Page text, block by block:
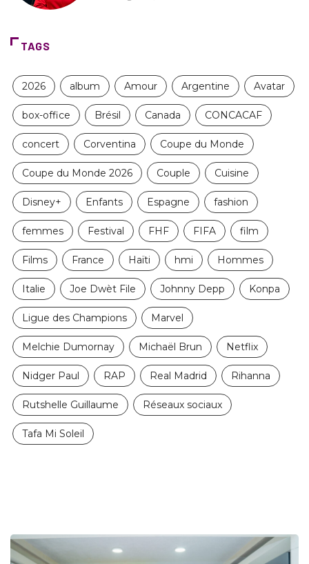
TAGS
2026 album Amour Argentine Avatar
box-office Brésil Canada CONCACAF
concert Corventina Coupe du Monde
Coupe du Monde 2026 Couple Cuisine
Disney+ Enfants Espagne fashion
femmes Festival FHF FIFA film
Films France Haïti hmi Hommes
Italie Joe Dwèt File Johnny Depp Konpa
Ligue des Champions Marvel
Melchie Dumornay Michaël Brun Netflix
Nidger Paul RAP Real Madrid Rihanna
Rutshelle Guillaume Réseaux sociaux
Tafa Mi Soleil